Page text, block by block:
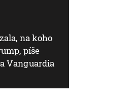
na koho
píše
Vanguardia